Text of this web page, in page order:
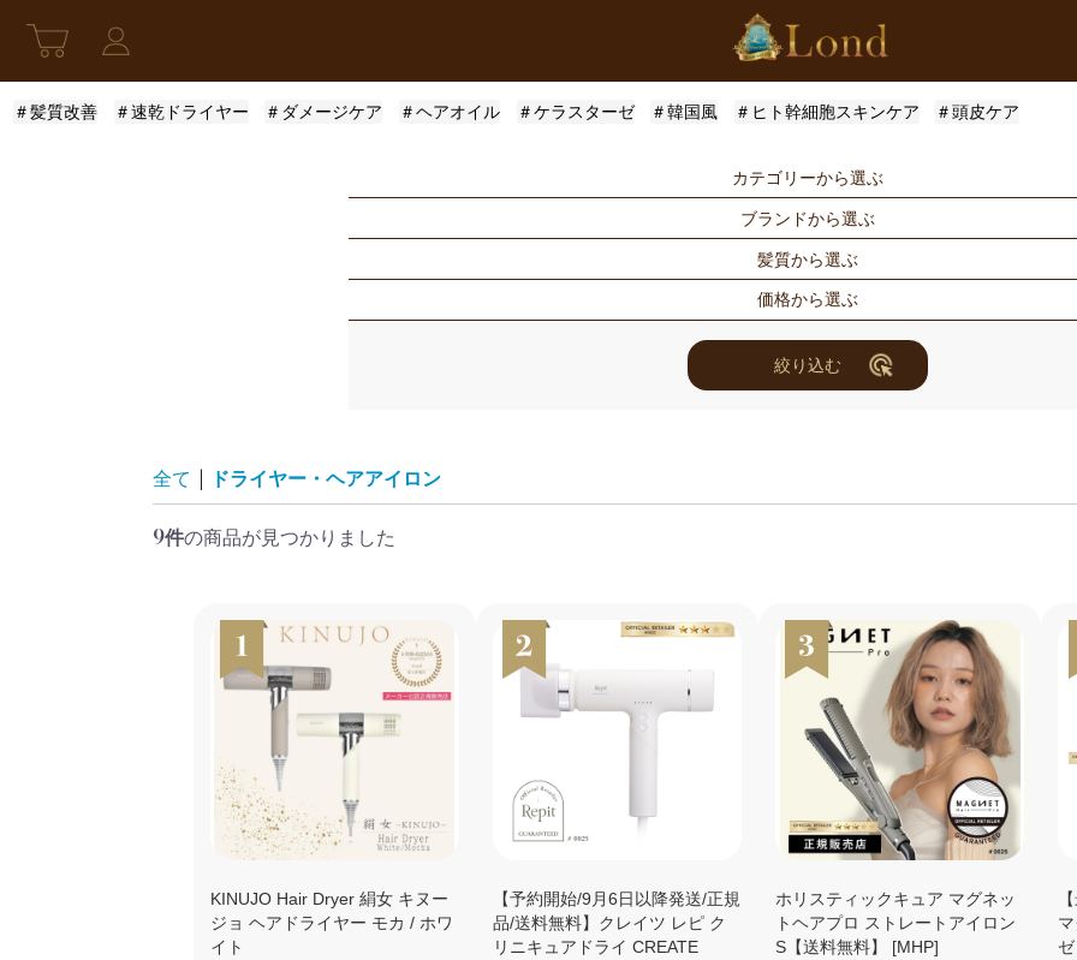
＃髪質改善 ＃速乾ドライヤー ＃ダメージケア ＃ヘアオイル ＃ケラスターゼ ＃韓国風 ＃ヒト幹細胞スキンケア ＃頭皮ケア
カテゴリーから選ぶ
新発売 シャンプー
トリートメ
アウトバストリートメント
ドライヤー・ヘアアイロン
スタイリング
スキンケア
for Men
メンズスタ
ヘアアレンジ
セット商品
ブランドから選ぶ
指定なし Londオリジナル
ケラスターゼ
モロッカンオイル
ルベル
アリミノ
ナンバースリー
髪質から選ぶ
ふんわり ハリ・コシ
ウェット
ツヤ
価格から選ぶ
〜3000円 絞り込む
全て | ドライヤー・ヘアアイロン
9件の商品が見つかりました
KINUJO Hair Dryer 絹女 キヌー
ジョ ヘアドライヤー モカ / ホワ
イト
【予約開始/9月6日以降発送/正規
品/送料無料】クレイツ レピ ク
リニキュアドライ CREATE
ホリスティックキュア マグネッ
トヘアプロ ストレートアイロン
S【送料無料】 [MHP]